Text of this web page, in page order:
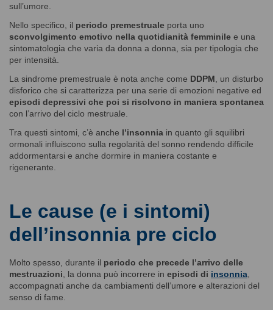
sull’umore.
Nello specifico, il periodo premestruale porta uno
sconvolgimento emotivo nella quotidianità femminile e una
sintomatologia che varia da donna a donna, sia per tipologia che
per intensità.
La sindrome premestruale è nota anche come DDPM , un disturbo
disforico che si caratterizza per una serie di emozioni negative ed
episodi depressivi che poi si risolvono in maniera spontanea
con l’arrivo del ciclo mestruale.
Tra questi sintomi, c’è anche l’insonnia in quanto gli squilibri
ormonali influiscono sulla regolarità del sonno rendendo difficile
addormentarsi e anche dormire in maniera costante e
rigenerante.
Le cause (e i sintomi)
dell’insonnia pre ciclo
Molto spesso, durante il periodo che precede l’arrivo delle
mestruazioni , la donna può incorrere in episodi di insonnia
accompagnati anche da cambiamenti dell’umore e alterazioni del
senso di fame.